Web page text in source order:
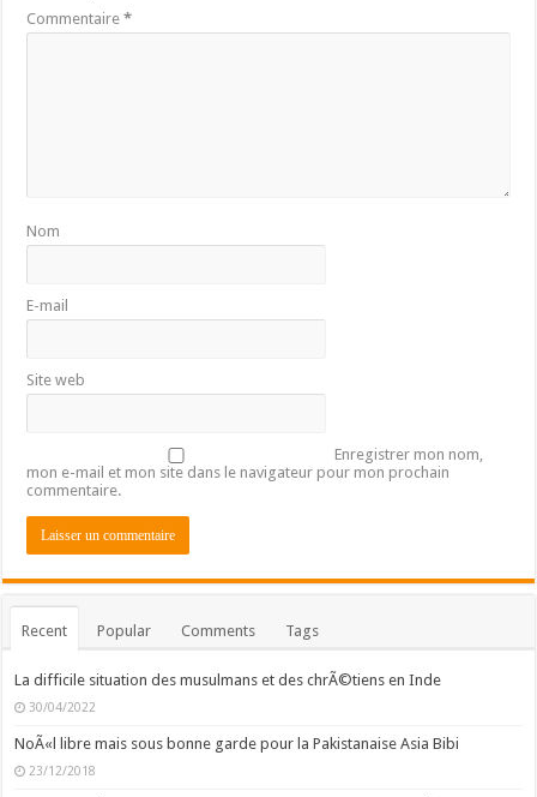
Commentaire*
Nom
E-mail
Site web
Enregistrer mon nom,
mon e-mail et mon site dans le navigateur pour mon prochain
commentaire.
Recent Popular Comments Tags
La difficile situation des musulmans et des chrÃ©tiens en Inde
30/04/2022
NoÃ«l libre mais sous bonne garde pour la Pakistanaise Asia Bibi
23/12/2018